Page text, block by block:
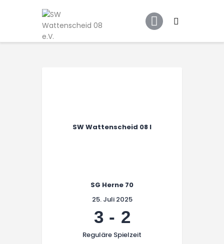
Home
Leitbild
Aktuelles
SW Wattenscheid 08 I
SG Herne 70
25. Juli 2025
3- 2
Reguläre Spielzeit